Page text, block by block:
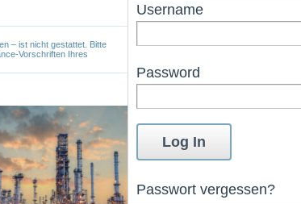
– ist nicht gestattet. Bitte
Vorschriften Ihres
Username
Password
Passwort vergessen?